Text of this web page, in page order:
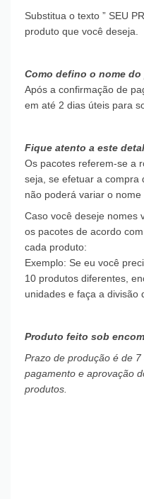
Substitua o texto ” SEU
produto que você deseja.
Como defino o nome
Após a confirmação de
em até 2 dias úteis para
Fique atento a este
Os pacotes referem-se a
seja, se efetuar a compra
não poderá variar o nome
Caso você deseje nomes
os pacotes de acordo
cada produto:
Exemplo: Se eu você
10 produtos diferentes,
unidades e faça a divisão
Produto feito sob
Prazo de produção é de
pagamento e aprovação
produtos.